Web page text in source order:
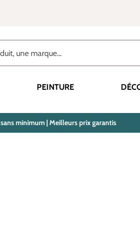
PEINTURE
minimum | Meilleurs prix garantis